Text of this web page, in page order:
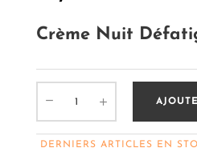
Crème Nuit
DERNIERS ARTICLES EN